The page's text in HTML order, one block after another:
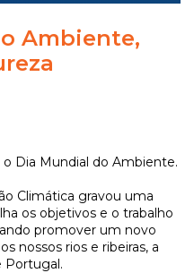
Ambiente,
Dia Mundial do Ambiente.
Climática gravou uma
os objetivos e o trabalho
promover um novo
nossos rios e ribeiras, a
Portugal.